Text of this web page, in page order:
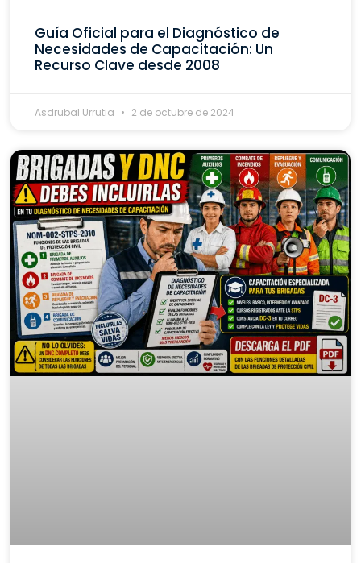
Guía Oficial para el Diagnóstico de
Necesidades de Capacitación: Un
Recurso Clave desde 2008
Asdrubal Urrutia 2 de octubre de 2024